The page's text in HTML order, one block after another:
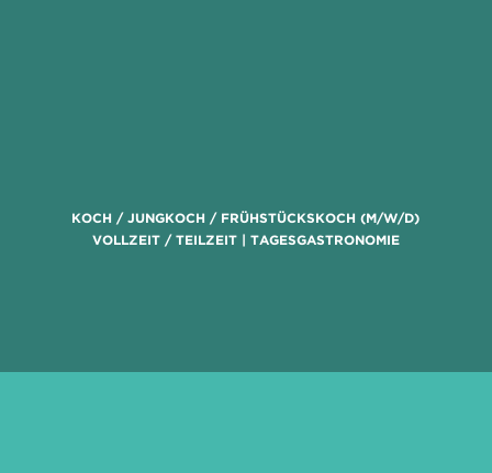
KOCH / JUNGKOCH / FRÜHSTÜCKSKOCH (M/W/D)
VOLLZEIT / TEILZEIT | TAGESGASTRONOMIE